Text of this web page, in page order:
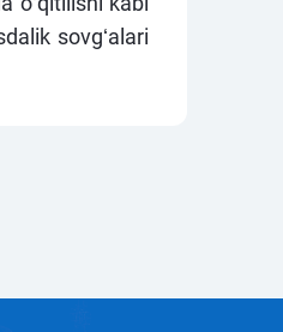
sovgʻalari